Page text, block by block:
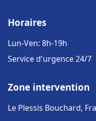
Horaires
Lun-Ven: 8h-19h
Service d'urgence 24/7
Zone intervention
Le Plessis Bouchard,